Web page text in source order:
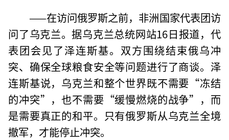
——在访问俄罗斯之前，非洲国家代表团访
问了乌克兰。据乌克兰总统网站16日报道，代
表团会见了泽连斯基。双方围绕结束俄乌冲
突、确保全球粮食安全等问题进行了商谈。泽
连斯基说，乌克兰和整个世界既不需要“冻结
的冲突”，也不需要“缓慢燃烧的战争”，而
是需要真正的和平。只有俄罗斯从乌克兰全境
撤军，才能停止冲突。